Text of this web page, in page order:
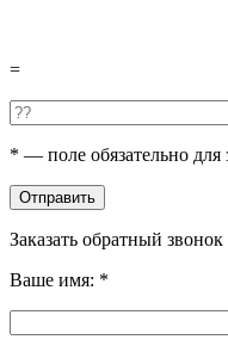
=
* — поле обязательно для
Отправить
Заказать обратный звонок
Ваше имя: *